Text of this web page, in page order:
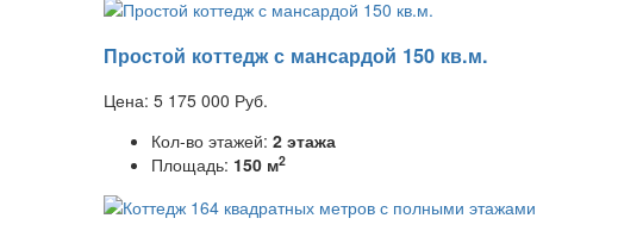
Простой коттедж с мансардой 150 кв.м.
Цена: 5 175 000 Руб.
Кол-во этажей: 2 этажа
Площадь: 150 м2